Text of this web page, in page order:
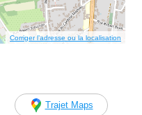
Corriger l’adresse ou la localisation
Trajet Maps